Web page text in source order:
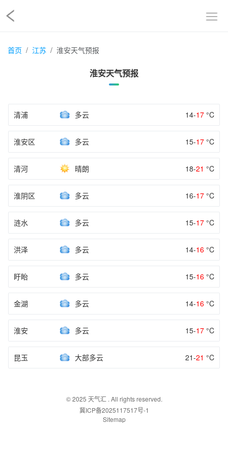
首页 江苏 淮安天气预报
淮安天气预报
清浦 多云 14-17 °C
淮安区 多云 15-17 °C
清河 晴朗 18-21 °C
淮阴区 多云 16-17 °C
涟水 多云 15-17 °C
洪泽 多云 14-16 °C
盱眙 多云 15-16 °C
金湖 多云 14-16 °C
淮安 多云 15-17 °C
昆玉 大部多云 21-21 °C
© 2025 天气汇. All rights reserved.
冀ICP备2025117517号-1
Sitemap